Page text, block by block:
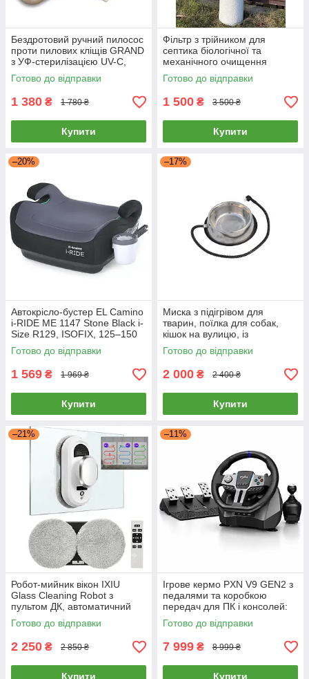
Бездротовий ручний пилосос
проти пилових кліщів GRAND
з УФ-стерилізацією UV-C,
HEPA-фільтром, для
матраців, меблів та диванів
Готово до відправки
1 380 ₴ 1 780 ₴
Купити
Фільтр з трійником для
септика біологічної та
механічного очищення
фекальних стоків, каналізації
Готово до відправки
1 500 ₴ 3 500 ₴
Купити
–20%
Автокрісло-бустер EL Camino
i-RIDE ME 1147 Stone Black i-
Size R129, ISOFIX, 125–150
см, для дітей 22–36 кг, з
підсклянником
Готово до відправки
1 569 ₴ 1 969 ₴
Купити
–17%
Миска з підігрівом для
тварин, поїлка для собак,
кішок на вулицю, із
нержавіючої сталі, 2,5 л.
Готово до відправки
2 000 ₴ 2 400 ₴
Купити
–21%
Робот-мийник вікон IXIU
Glass Cleaning Robot з
пультом ДК, автоматичний
робот для миття вікон,
дзеркал, скляних поверхонь,
Готово до відправки
2 250 ₴ 2 850 ₴
Купити
–11%
Ігрове кермо PXN V9 GEN2 з
педалями та коробкою
передач для ПК і консолей:
ігрове кермо, автосимулятор,
кермо з вібрацією та
Готово до відправки
7 999 ₴ 8 999 ₴
Купити